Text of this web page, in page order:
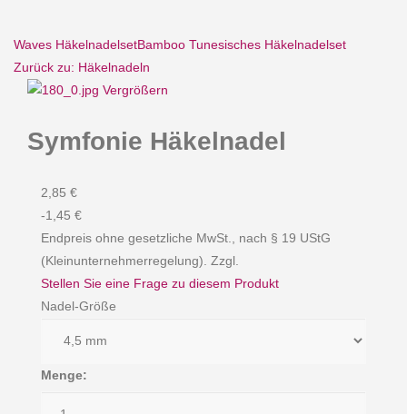
Waves HäkelnadelsetBamboo Tunesisches Häkelnadelset
Zurück zu: Häkelnadeln
Vergrößern
Symfonie Häkelnadel
2,85 €
-1,45 €
Endpreis ohne gesetzliche MwSt., nach § 19 UStG
(Kleinunternehmerregelung). Zzgl.
Stellen Sie eine Frage zu diesem Produkt
Nadel-Größe
Menge: